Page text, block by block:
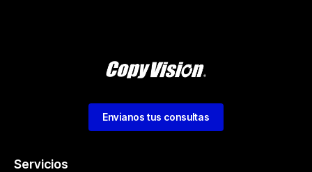
Servicios
Envianos tus consultas